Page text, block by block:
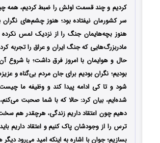
کردیم و چند قسمت اولش را ضبط کردیم، همه
سر کشورمان نیفتاده بود؛ هنوز چشم‌های
هنوز بچه‌هایمان جنگ را از نزدیک لمس نکرده
مادربزرگ‌هایی که جنگ ایران و عراق را تجربه
حال و هوایمان با امروز فرق داشت؛ با شروع
بودیم؛ نگران بودیم برای جان مردم بی‌گناه و
شود و تا کی ادامه پیدا کند و وظیفه ما چیست!
شده‌ایم، بیان کرد: حالا که با شما صحبت می‌کنم،
دهیم چون اعتقاد داریم زندگی، هرچقدر هم سخت،
ترس را از وجودشان پاک کنیم و اعتقاد داریم
بسازیم؛ جوان با اشاره به اینکه امید می‌رود